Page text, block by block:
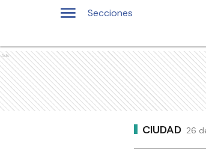
Secciones
Ads
CIUDAD 26